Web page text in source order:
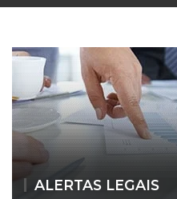
ALERTAS LEGAIS